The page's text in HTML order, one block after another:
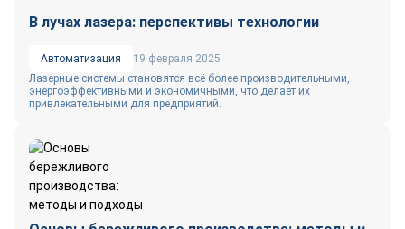
В лучах лазера: перспективы технологии
Автоматизация
19 февраля 2025
Лазерные системы становятся всё более производительными,
энергоэффективными и экономичными, что делает их
привлекательными для предприятий.